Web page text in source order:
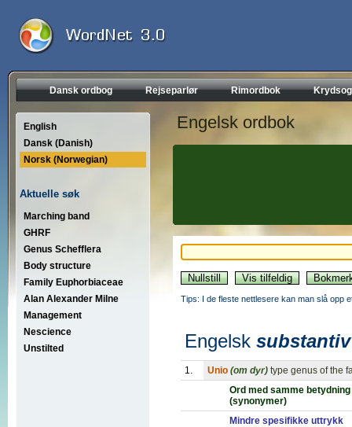
Dansk ordbog Rejseparlør Rimordbok
English
Dansk (Danish)
Norsk (Norwegian)
Aktuelle søk
Marching band
GHRF
Genus Schefflera
Body structure
Family Euphorbiaceae
Alan Alexander Milne
Management
Nescience
Unstilted
Engelsk ordbok
Tips: I de fleste nettlesere kan man slå opp
Engelsk substantiv
1. Unio (om dyr) type genus of the
Ord med samme betydning
(synonymer)
Mindre spesifikke uttrykk